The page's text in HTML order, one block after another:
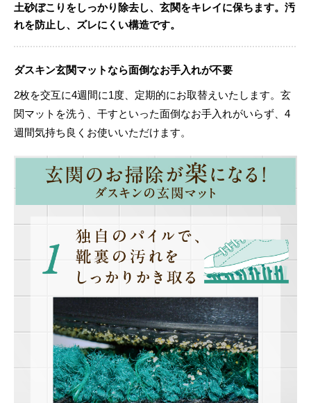
土砂ぼこりをしっかり除去し、玄関をキレイに保ちます。汚
れを防止し、ズレにくい構造です。
ダスキン玄関マットなら面倒なお手入れが不要
2枚を交互に4週間に1度、定期的にお取替えいたします。玄
関マットを洗う、干すといった面倒なお手入れがいらず、4
週間気持ち良くお使いいただけます。